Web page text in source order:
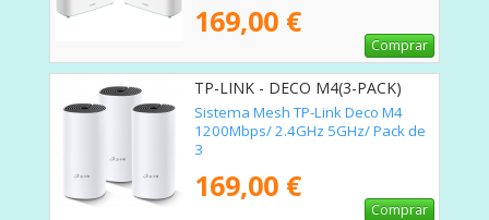
169,00 €
Comprar
TP-LINK - DECO M4(3-PACK)
Sistema Mesh TP-Link Deco M4
1200Mbps/ 2.4GHz 5GHz/ Pack de
3
169,00 €
Comprar